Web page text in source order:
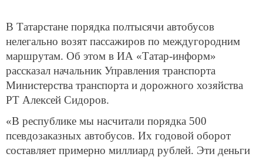
В Татарстане порядка полтысячи автобусов
нелегально возят пассажиров по междугородним
маршрутам. Об этом в ИА «Татар-информ»
рассказал начальник Управления транспорта
Министерства транспорта и дорожного хозяйства
РТ Алексей Сидоров.
«В республике мы насчитали порядка 500
псевдозаказных автобусов. Их годовой оборот
составляет примерно миллиард рублей. Эти деньги